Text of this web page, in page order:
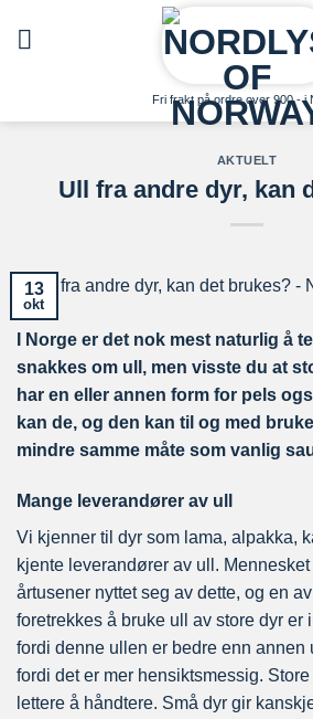
Fri frakt på ordre over 900,- i
AKTUELT
Ull fra andre dyr, kan
13
okt
I Norge er det nok mest naturlig å
snakkes om ull, men visste du at
har en eller annen form for pels
kan de, og den kan til og med
mindre samme måte som vanlig
Mange leverandører av ull
Vi kjenner til dyr som lama, alpakka,
kjente leverandører av ull.
årtusener nyttet seg av dette, og en
foretrekkes å bruke ull av store dyr er
fordi denne ullen er bedre enn annen
fordi det er mer hensiktsmessig.
lettere å håndtere. Små dyr gir